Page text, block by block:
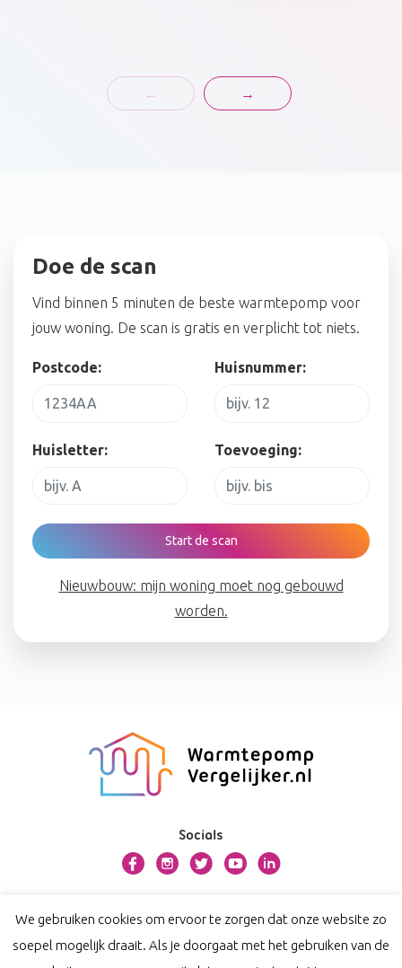
← →
Doe de scan
Vind binnen 5 minuten de beste warmtepomp voor
jouw woning. De scan is gratis en verplicht tot niets.
Postcode: Huisnummer:
Huisletter: Toevoeging:
Start de scan
Nieuwbouw: mijn woning moet nog gebouwd
worden.
Socials
Contact
Privacy
We gebruiken cookies om ervoor te zorgen dat onze website zo
soepel mogelijk draait. Als je doorgaat met het gebruiken van de